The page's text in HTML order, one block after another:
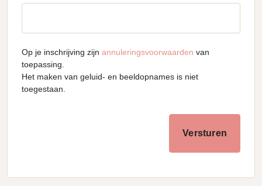
Op je inschrijving zijn annuleringsvoorwaarden van
toepassing.
Het maken van geluid- en beeldopnames is niet
toegestaan.